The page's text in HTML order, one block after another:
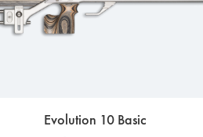
Evolution 10 Basic